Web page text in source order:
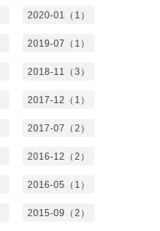
2020-01（1）
2019-07（1）
2018-11（3）
2017-12（1）
2017-07（2）
2016-12（2）
2016-05（1）
2015-09（2）